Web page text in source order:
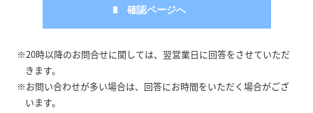
※20時以降のお問合せに関しては、翌営業日に回答をさせていただ
きます。
※お問い合わせが多い場合は、回答にお時間をいただく場合がござ
います。